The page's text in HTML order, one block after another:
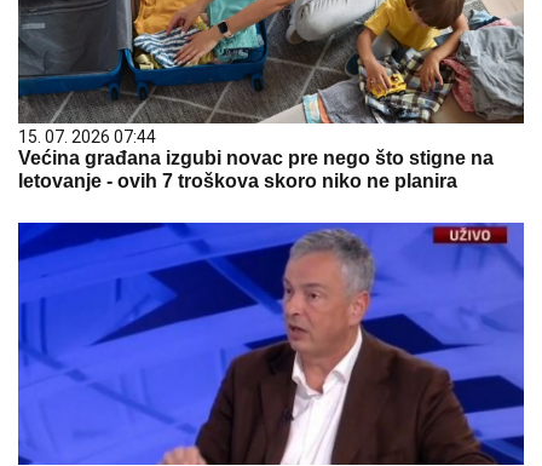
15. 07. 2026 07:44
Većina građana izgubi novac pre nego što stigne na
letovanje - ovih 7 troškova skoro niko ne planira